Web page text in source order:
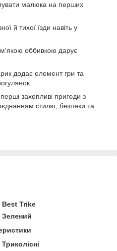
малюка на перших
й тихої їзди навіть у
оббивкою дарує
додає елемент гри та
захопливі пригоди з
стилю, безпеки та
Best Trike
Зелений
Триколісні